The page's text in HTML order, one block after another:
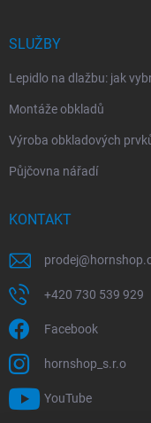
SLUŽBY
Lepidlo na dlažbu: jak
Montáže obkladů
Výroba obkladových
Půjčovna nářadí
KONTAKT
prodej@
+420 730 539 929
Facebook
hornshop_s.r.o
YouTube